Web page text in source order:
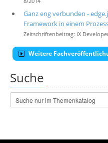
Ganz eng verbunden -
Framework in einem
Zeitschriftenbeitrag: iX
Weitere
Suche